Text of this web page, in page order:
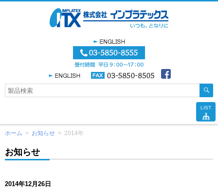
LIST
ホーム > お知らせ > 2014年
お知らせ
2014年12月26日